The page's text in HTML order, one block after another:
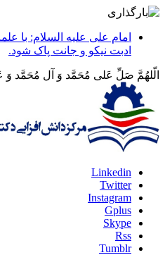
امام على علیه ‏السلام: با
ادبت نیکو و جانت پاک شود.
الّلهُمَّ صَلِّ عَلی مُحَمَّد وَ آلِ مُحَمَّد
Linkedin
Twitter
Instagram
Gplus
Skype
Rss
Tumblr